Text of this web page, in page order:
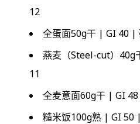
12
全蛋面50g干 | GI 40 |
燕麦（Steel-cut）
11
全麦意面60g干 | GI
糙米饭100g熟 | GI 50